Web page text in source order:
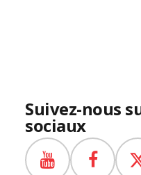
Suivez-nous
sociaux